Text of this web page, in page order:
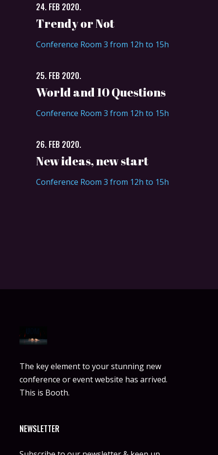
24. FEB 2020.
Trendy or Not
Conference Room 3 from 12h to 15h
25. FEB 2020.
World and 10 Questions
Conference Room 3 from 12h to 15h
26. FEB 2020.
New ideas, new start
Conference Room 3 from 12h to 15h
The key element to your stunning new
conference or event website has arrived.
This is Booth.
NEWSLETTER